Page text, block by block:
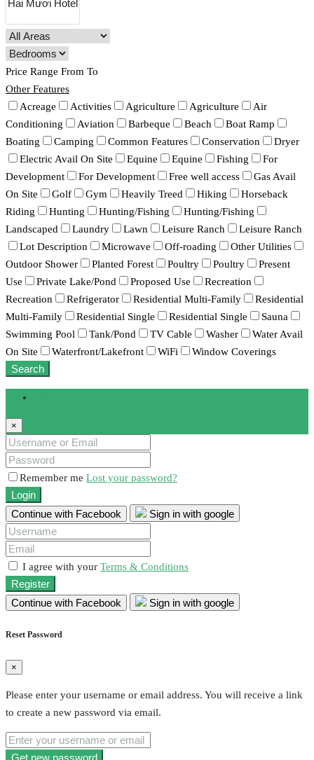
Price Range From To
Other Features
Acreage
Activities Agriculture Agriculture
Air
Conditioning
Aviation Barbeque Beach
Boat Ramp
Boating
Camping Common Features Conservation
Dryer
Electric Avail On Site
Equine Equine Fishing
For
Development
For Development Free well access
Gas Avail
On Site
Golf Gym Heavily Treed Hiking
Horseback
Riding
Hunting Hunting/Fishing
Hunting/Fishing
Landscaped
Laundry Lawn Leisure Ranch
Leisure Ranch
Lot Description
Microwave Off-roading
Other Utilities
Outdoor Shower
Planted Forest Poultry Poultry
Present
Use
Private Lake/Pond Proposed Use
Recreation
Recreation
Refrigerator Residential Multi-Family
Residential
Multi-Family
Residential Single Residential Single
Sauna
Swimming Pool
Tank/Pond TV Cable Washer
Water Avail
On Site
Waterfront/Lakefront WiFi Window Coverings
Search
×
Remember me Lost your password?
Login
Continue with Facebook
Sign in with google
I agree with your Terms & Conditions
Register
Continue with Facebook
Sign in with google
Reset Password
×
Please enter your username or email address. You will receive a link
to create a new password via email.